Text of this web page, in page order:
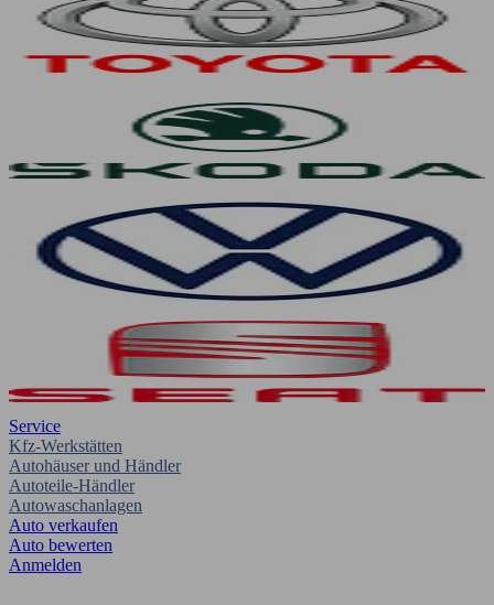
Service
Kfz-Werkstätten
Autohäuser und Händler
Autoteile-Händler
Autowaschanlagen
Auto verkaufen
Auto bewerten
Anmelden